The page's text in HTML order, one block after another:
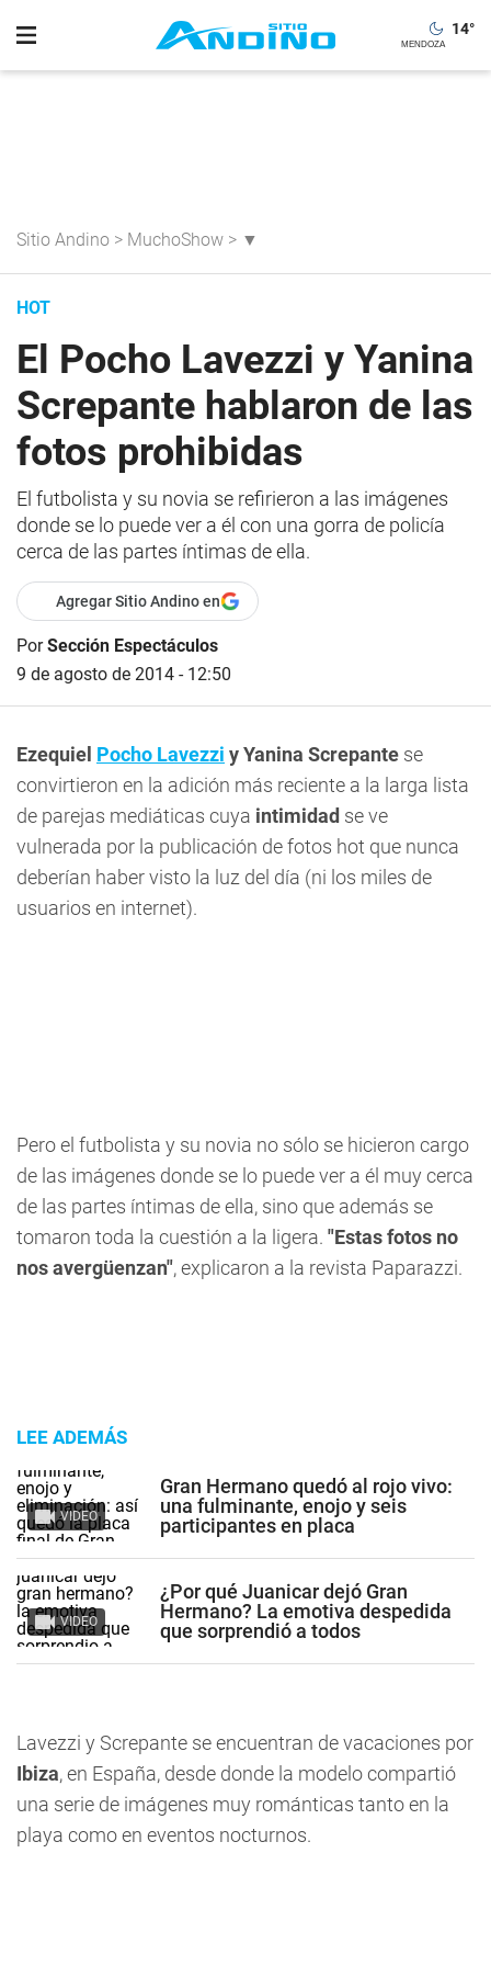
14°
Sitio Andino > MuchoShow > ▼
HOT
El Pocho Lavezzi y Yanina
Screpante hablaron de las
fotos prohibidas
El futbolista y su novia se refirieron a las imágenes
donde se lo puede ver a él con una gorra de policía
cerca de las partes íntimas de ella.
Agregar Sitio Andino en
PorSección Espectáculos
9 de agosto de 2014 - 12:50
Ezequiel Pocho Lavezzi y Yanina Screpante se
convirtieron en la adición más reciente a la larga lista
de parejas mediáticas cuya intimidad se ve
vulnerada por la publicación de fotos hot que nunca
deberían haber visto la luz del día (ni los miles de
usuarios en internet).
Pero el futbolista y su novia no sólo se hicieron cargo
de las imágenes donde se lo puede ver a él muy cerca
de las partes íntimas de ella, sino que además se
tomaron toda la cuestión a la ligera. "Estas fotos no
nos avergüenzan", explicaron a la revista Paparazzi.
LEE ADEMÁS
VIDEO
Gran Hermano quedó al rojo vivo:
una fulminante, enojo y seis
participantes en placa
VIDEO
¿Por qué Juanicar dejó Gran
Hermano? La emotiva despedida
que sorprendió a todos
Lavezzi y Screpante se encuentran de vacaciones por
Ibiza, en España, desde donde la modelo compartió
una serie de imágenes muy románticas tanto en la
playa como en eventos nocturnos.